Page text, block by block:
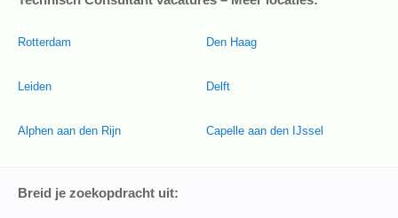
Rotterdam
Leiden
Alphen aan den Rijn
Den Haag
Delft
Capelle aan den IJssel
Breid je zoekopdracht uit: